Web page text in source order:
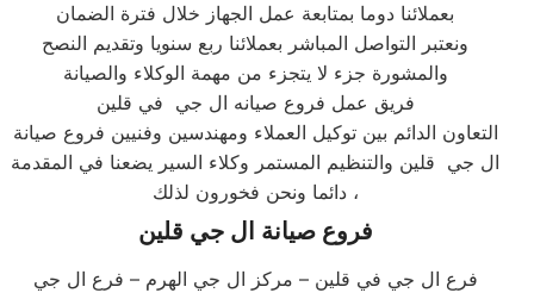
بعملائنا دوما بمتابعة عمل الجهاز خلال فترة الضمان
ونعتبر التواصل المباشر بعملائنا ربع سنويا وتقديم النصح
والمشورة جزء لا يتجزء من مهمة الوكلاء والصيانة
فريق عمل فروع صيانه ال جي في قلين
التعاون الدائم بين توكيل العملاء ومهندسين وفنيين فروع صيانة
ال جي قلين والتنظيم المستمر وكلاء السير يضعنا في المقدمة
دائما ونحن فخورون لذلك ،
فروع صيانة ال جي قلين
فرع ال جي في قلين – مركز ال جي الهرم – فرع ال جي